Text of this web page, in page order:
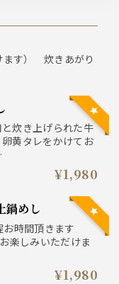
炊き上げられた牛
黄タレをかけてお
お時間頂きます
楽しみいただけま
¥1,980
鍋めし
時間頂きます
楽しみいただけま
¥1,980